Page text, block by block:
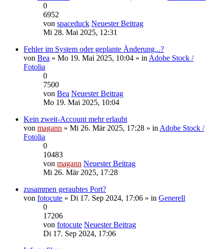
0
6952
von spaceduck Neuester Beitrag
Mi 28. Mai 2025, 12:31
Fehler im System oder geplante Änderung...?
von Bea » Mo 19. Mai 2025, 10:04 » in Adobe Stock /
Fotolia
0
7500
von Bea Neuester Beitrag
Mo 19. Mai 2025, 10:04
Kein zweit-Account mehr erlaubt
von magann » Mi 26. Mär 2025, 17:28 » in Adobe Stock /
Fotolia
0
10483
von magann Neuester Beitrag
Mi 26. Mär 2025, 17:28
zusammen geraubtes Port?
von fotocute » Di 17. Sep 2024, 17:06 » in Generell
0
17206
von fotocute Neuester Beitrag
Di 17. Sep 2024, 17:06